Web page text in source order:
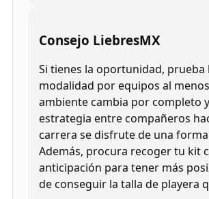
Consejo LiebresMX
Si tienes la oportunidad, prueba
modalidad por equipos al
ambiente cambia por completo
estrategia entre compañeros
carrera se disfrute de una
Además, procura recoger tu kit
anticipación para tener más
de conseguir la talla de playera